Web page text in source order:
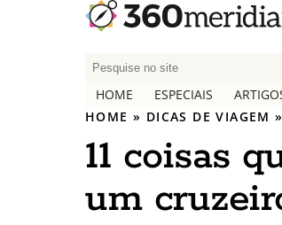
P
q
u
i
s
a
HOME ESPECIAIS
HOME » DICAS DE VIAGEM
11 coisas
um